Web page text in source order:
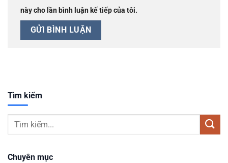
này cho lần bình luận kế tiếp của tôi.
Tìm kiếm
Chuyên mục